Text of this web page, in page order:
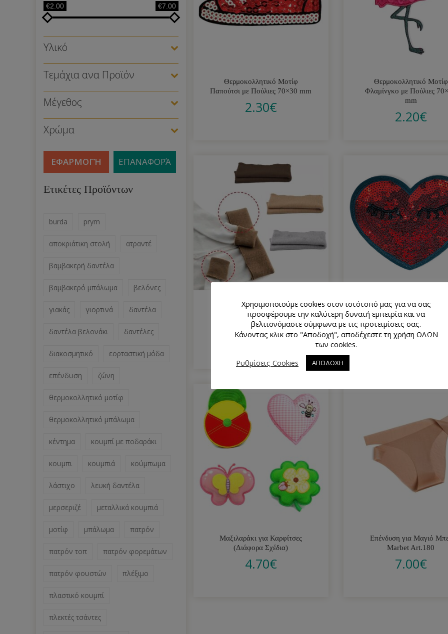
€2.00 €7.00
Υλικό
Τεμάχια ανα Προϊόν
Μέγεθος
Χρώμα
ΕΦΑΡΜΟΓΉ ΕΠΑΝΑΦΟΡΆ
Ετικέτες Προϊόντων
burda prym
αποκριάτικη στολή ατραντέ
βαμβακερή δαντέλα
βαμβακερό μπάλωμα βελόνες
γιακάς γιορτινά δαντέλα
δαντέλα βελονάκι δαντέλες
διακοσμητικό εορταστική μόδα
επένδυση ζώνη
θερμοκολλητικό μοτίφ
θερμοκολλητικό μπάλωμα
κέντημα κουμπί με ποδαράκι
κουμπι κουμπιά κούμπωμα
λάστιχο λευκή δαντέλα
μερσεριζέ μεταλλικά κουμπιά
μοτίφ μπάλωμα πατρόν
πατρόν τοπ πατρόν φορεμάτων
πατρόν φουστών πλέξιμο
πλαστικό κουμπί
πλεκτές τσάντες
Θερμοκολλητικό Μοτίφ
Παπούτσι με Πούλιες 70×30 mm
2.30€
Θερμοκολλητικό Μοτίφ
Φλαμίνγκο με Πούλιες
mm
2.20€
Πλεκτές Σύμμικτες Μέσες
(Διάφορα Χρώματα)
6.20€
Θερμοκολλητικό Μοτίφ
με Πούλιες 100×70 mm
5.50€
Μαξιλαράκι για Καρφίτσες
(Διάφορα Σχέδια)
4.70€
Επένδυση για Μαγιό
Marbet Art.180
7.00€
Χρησιμοποιούμε cookies στον ιστότοπό μας για να σας
προσφέρουμε την καλύτερη δυνατή εμπειρία και να
βελτιονόμαστε σύμφωνα με τις προτειμίσεις σας.
Κάνοντας κλικ στο "Αποδοχή", αποδέχεστε τη χρήση ΟΛΩΝ
των cookies.
Ρυθμίσεις Cookies
ΑΠΟΔΟΧΗ